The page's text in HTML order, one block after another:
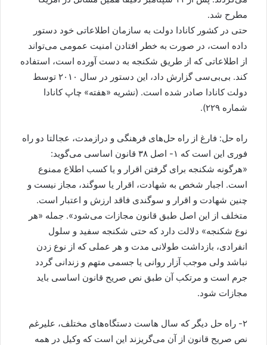
مطرح شد.
حتی در کشور کانادا دولت به سازمان اطلاعاتی خود دستور
داده است، در صورت به خطر افتادن امنیت عمومی می‌تواند
از اطلاعاتی که از طریق شکنجه به دست آورده است، استفاده
کند. بی‌بی‌سی گزارش داد، این دستور در سال ۲۰۱۰ توسط
دولت کانادا صادر شده است. (نشریه «هفته» چاپ کانادا
شماره ۲۲۹).
راه حل: فارغ از راه حل‌های فرهنگی و درازمدت، عجالتا دو راه
فوری این است که ۱- اصل ۳۸ قانون اساسی می‌گوید:
«هرگونه شکنجه برای گرفتن اقرار و یا کسب اطلاع ممنوع
است. اجبار شخص به شهادت، اقرار یا سوگند، مجاز نیست و
چنین شهادت و اقرار و سوگندی فاقد ارزش و اعتبار است.
متخلف از این اصل طبق قانون مجازات می‌شود». جمله «هر
نوع شکنجه» دلالت دارد که حتی شکنجه سفید و سلول
انفرادی، بازداشت طولانی مدت و هر عملی که از نوع زدن
نباشد ولی موجب آزار روانی یا جسمی متهم و زندانی گردد
جرم است و مرتکب آن طبق نص صریح قانون اساسی باید
مجازات شود.
۲- راه حل دیگر که سال هاست دستگاه‌های مختلف، علیرغم
نص صریح قانون از آن می‌گریزند این است که وکیل در همه